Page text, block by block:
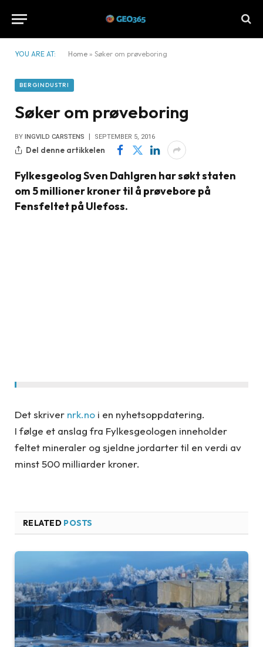
YOU ARE AT: Home » Søker om prøveboring
BERGINDUSTRI
Søker om prøveboring
BY INGVILD CARSTENS SEPTEMBER 5, 2016
Del denne artikkelen
Fylkesgeolog Sven Dahlgren har søkt staten
om 5 millioner kroner til å prøvebore på
Fensfeltet på Ulefoss.
Det skriver nrk.no i en nyhetsoppdatering.
I følge et anslag fra Fylkesgeologen inneholder
feltet mineraler og sjeldne jordarter til en verdi av
minst 500 milliarder kroner.
RELATED POSTS